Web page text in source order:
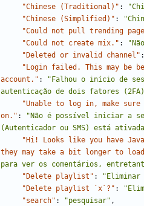
"Chinese (Traditional)" :
"Chinese (Simplified)" :
"Could not pull trending
"Could not create mix." :
"Deleted or invalid channel" :
"Login failed. This may be
account." :
"Falhou o início de
autenticação de dois fatores
"Unable to log in, make
on." :
"Não é possível iniciar a
(Autenticador ou SMS) está
"Hi! Looks like you have
they may take a bit longer to
para ver os comentários,
"Delete playlist" : "Eliminar
"Delete playlist `x`?" :
"search" : "pesquisar" ,